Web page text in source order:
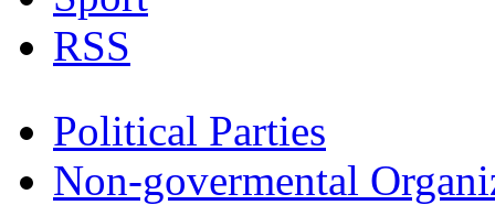
RSS
Political Parties
Non-govermental